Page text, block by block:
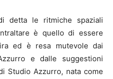
detta le ritmiche spaziali
è quello di essere
ed è resa mutevole dai
e dalle suggestioni
Studio Azzurro, nata come